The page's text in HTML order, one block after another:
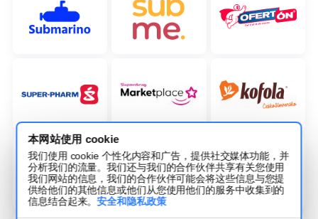
本网站使用 cookie
我们使用 cookie 个性化内容和广告，提供社交媒体功能，并
分析我们的流量。我们还与我们的合作伙伴共享有关您使用
我们网站的信息，我们的合作伙伴可能会将这些信息与您提
供给他们的其他信息或他们从您使用他们的服务中收集到的
信息结合起来。安全和隐私政策